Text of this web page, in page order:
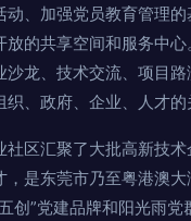
动、加强党员教育管理
放的共享空间和服务中
沙龙、技术交流、项目
、政府、企业、人才的
社区汇聚了大批高新技
，是东莞市乃至粤港澳
创”党建品牌和阳光雨党